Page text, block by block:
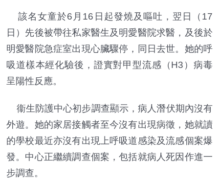
該名女童於6月16日起發燒及嘔吐，翌日（17
日）先後被帶往私家醫生及明愛醫院求醫，及後於
明愛醫院急症室出現心臟驟停，同日去世。她的呼
吸道樣本經化驗後，證實對甲型流感（H3）病毒
呈陽性反應。
衞生防護中心初步調查顯示，病人潛伏期內沒有
外遊。她的家居接觸者至今沒有出現病徵，她就讀
的學校最近亦沒有出現上呼吸道感染及流感個案爆
發。中心正繼續調查個案，包括就病人死因作進一
步調查。